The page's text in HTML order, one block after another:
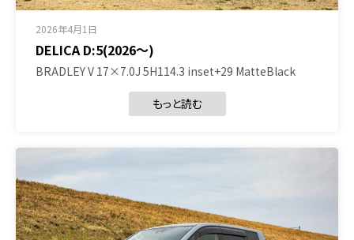
2026年4月1日
DELICA D:5(2026～)
BRADLEY V 17×7.0J 5H114.3 inset+29 MatteBlack
もっと読む